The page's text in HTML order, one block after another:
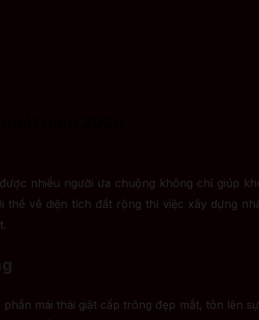
nhiều người ưa chuộng không chỉ giúp
về diện tích đất rộng thì việc xây dựng
mái thái giật cấp trông đẹp mắt, tôn lên